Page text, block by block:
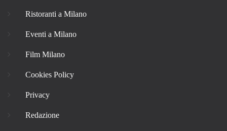
Ristoranti a Milano
Eventi a Milano
Film Milano
Cookies Policy
Privacy
Redazione